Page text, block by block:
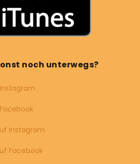
noch unterwegs?
Instagram
Facebook